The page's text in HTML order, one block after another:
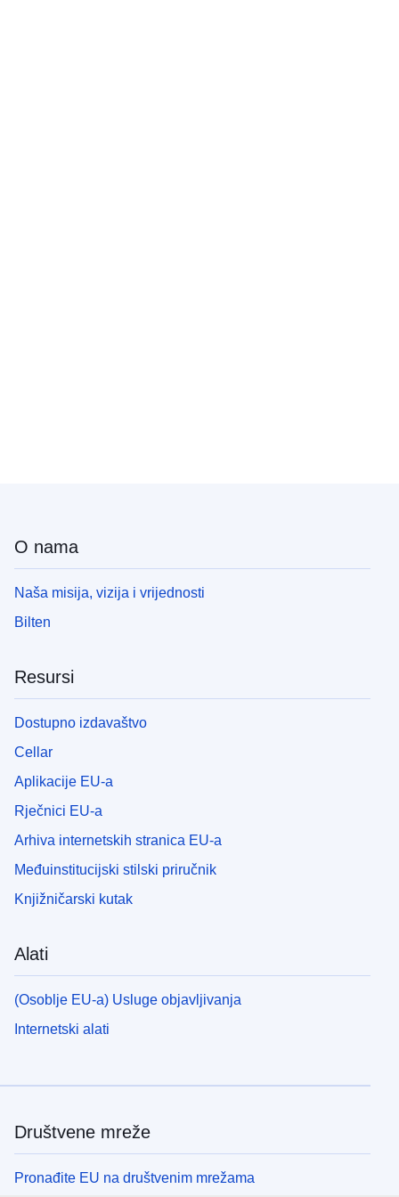
O nama
Naša misija, vizija i vrijednosti
Bilten
Resursi
Dostupno izdavaštvo
Cellar
Aplikacije EU-a
Rječnici EU-a
Arhiva internetskih stranica EU-a
Međuinstitucijski stilski priručnik
Knjižničarski kutak
Alati
(Osoblje EU-a) Usluge objavljivanja
Internetski alati
Društvene mreže
Pronađite EU na društvenim mrežama